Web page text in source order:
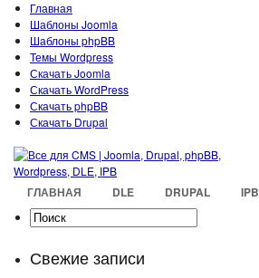
Главная
Шаблоны Joomla
Шаблоны phpBB
Темы Wordpress
Скачать Joomla
Скачать WordPress
Скачать phpBB
Скачать Drupal
ГЛАВНАЯ DLE DRUPAL IPB
Свежие записи